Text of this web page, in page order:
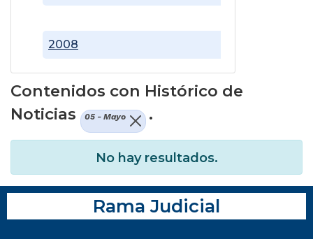
2008
Contenidos con Histórico de
Noticias
05 - Mayo .
No hay resultados.
Rama Judicial